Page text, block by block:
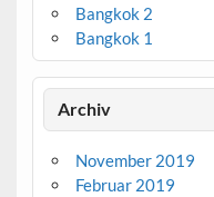
Bangkok 2
Bangkok 1
Archiv
November 2019
Februar 2019